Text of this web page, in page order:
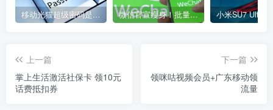
移动光猫超级密码是多少？移动光猫超级管理员后台账号与密码 微信官宣瘦身！批量清理原图新功能来了 安卓、iOS均可使用
上一篇
掌上生活激活社保卡 领10元
话费抵扣券
下一篇
领咪咕视频会员+广东移动领
流量